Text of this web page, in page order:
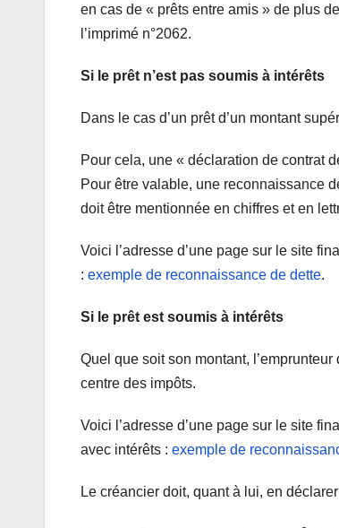
en cas de « prêts entre amis » de plus
l’imprimé n°2062.
Si le prêt n’est pas soumis à intérêts
Dans le cas d’un prêt d’un montant
Pour cela, une « déclaration de contrat
Pour être valable, une reconnaissance
doit être mentionnée en chiffres et en
Voici l’adresse d’une page sur le site
: exemple de reconnaissance de dette.
Si le prêt est soumis à intérêts
Quel que soit son montant,
centre des impôts.
Voici l’adresse d’une page sur le site
avec intérêts : exemple de
Le créancier doit, quant à lui, en